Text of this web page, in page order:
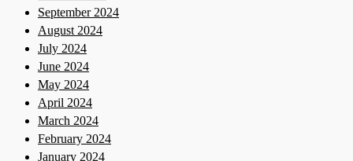
September 2024
August 2024
July 2024
June 2024
May 2024
April 2024
March 2024
February 2024
January 2024